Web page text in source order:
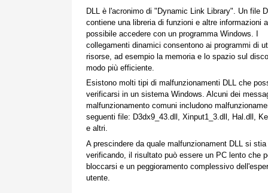
DLL è l'acronimo di "Dynamic Link Library". Un file
contiene una libreria di funzioni e altre informazioni
possibile accedere con un programma Windows. I
collegamenti dinamici consentono ai programmi di
risorse, ad esempio la memoria e lo spazio sul
modo più efficiente.
Esistono molti tipi di malfunzionamenti DLL che
verificarsi in un sistema Windows. Alcuni dei
malfunzionamento comuni includono
seguenti file: D3dx9_43.dll, Xinput1_3.dll, Hal.dll,
e altri.
A prescindere da quale malfunzionament DLL si stia
verificando, il risultato può essere un PC lento che
bloccarsi e un peggioramento complessivo
utente.